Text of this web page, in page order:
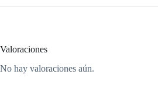
Valoraciones
No hay valoraciones aún.